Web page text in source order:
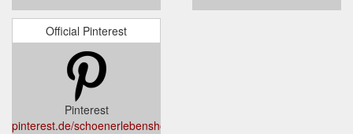
Official Pinterest
Pinterest
pinterest.de/schoenerlebenshop/